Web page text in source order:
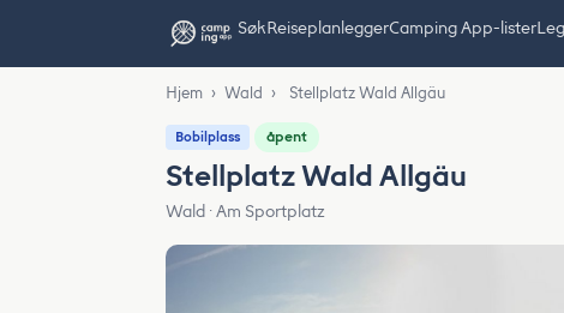
SøkReiseplanleggerCamping App-lister
Hjem › Wald › Stellplatz Wald Allgäu
Bobilplass åpent
Stellplatz Wald Allgäu
Wald · Am Sportplatz